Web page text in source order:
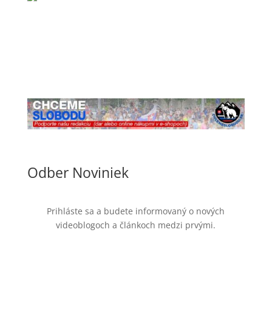
Odber Noviniek
Prihláste sa a budete informovaný o nových
videoblogoch a článkoch medzi prvými.